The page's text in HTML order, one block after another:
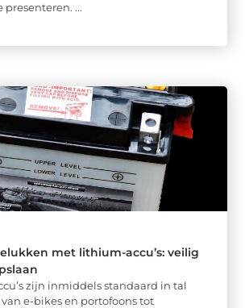
...
met lithium-accu’s: veilig
zijn inmiddels standaard in tal
e-bikes en portofoons tot